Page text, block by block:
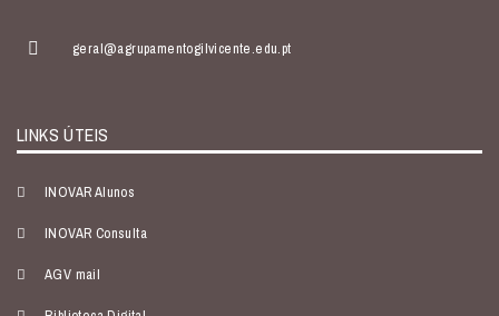
geral@agrupamentogilvicente.edu.pt
LINKS ÚTEIS
INOVAR Alunos
INOVAR Consulta
AGV mail